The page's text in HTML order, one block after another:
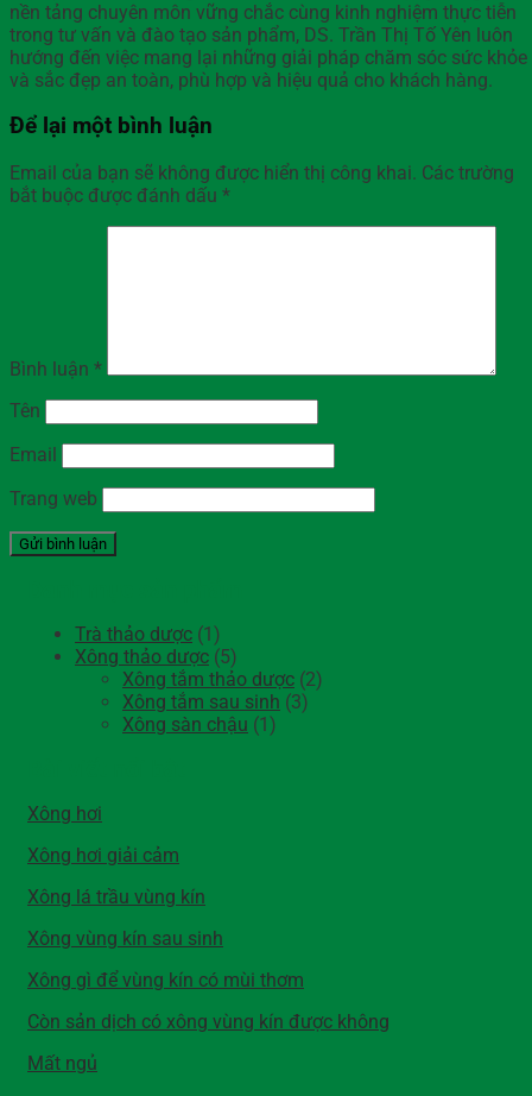
nền tảng chuyên môn vững chắc cùng kinh nghiệm thực tiễn
trong tư vấn và đào tạo sản phẩm, DS. Trần Thị Tố Yên luôn
hướng đến việc mang lại những giải pháp chăm sóc sức khỏe
và sắc đẹp an toàn, phù hợp và hiệu quả cho khách hàng.
Để lại một bình luận
Email của bạn sẽ không được hiển thị công khai. Các trường
bắt buộc được đánh dấu *
Bình luận *
Tên
Email
Trang web
Trà thảo dược (1)
Xông thảo dược (5)
Xông tắm thảo dược (2)
Xông tắm sau sinh (3)
Xông sàn chậu (1)
Xông hơi
Xông hơi giải cảm
Xông lá trầu vùng kín
Xông vùng kín sau sinh
Xông gì để vùng kín có mùi thơm
Còn sản dịch có xông vùng kín được không
Mất ngủ